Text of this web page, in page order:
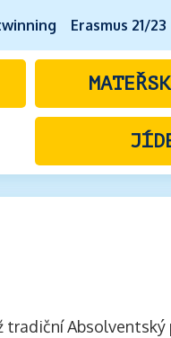
Erasmus 21/23
tradiční